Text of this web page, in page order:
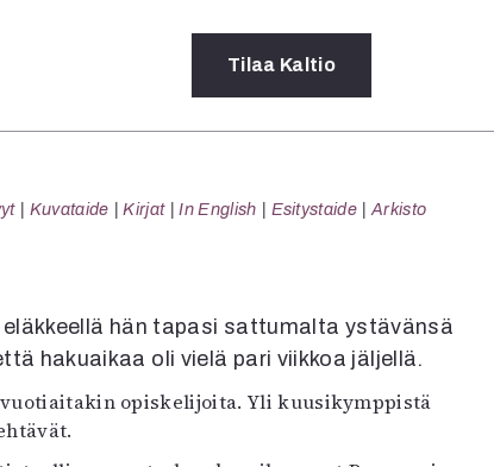
Tilaa Kaltio
Kuvataide Kirjat In English Esitystaide Arkisto
hän tapasi sattumalta ystävänsä
hakuaikaa oli vielä pari viikkoa jäljellä.
opiskelijoita. Yli kuusikymppistä